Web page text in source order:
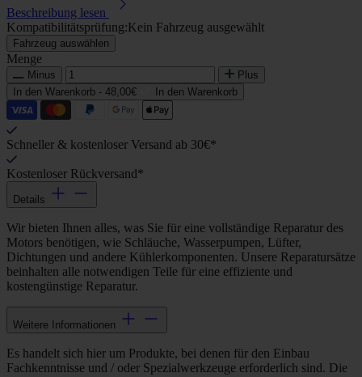
Beschreibung lesen
Kompatibilitätsprüfung:Kein Fahrzeug ausgewählt
Fahrzeug auswählen
Menge
Minus
Plus
In den Warenkorb - 48,00€ In den Warenkorb
Schneller & kostenloser Versand ab 30€*
Kostenloser Rückversand*
Details
Wir bieten Ihnen alles, was Sie für eine vollständige Reparatur des
Motors benötigen, wie Schläuche, Wasserpumpen, Lüfter,
Dichtungen und andere Kühlerkomponenten. Unsere Reparatursätze
beinhalten alle notwendigen Teile für eine effiziente und
kostengünstige Reparatur.
Weitere Informationen
Es handelt sich hier um Produkte, bei denen für den Einbau
Fachkenntnisse und / oder Spezialwerkzeuge erforderlich sind. Die